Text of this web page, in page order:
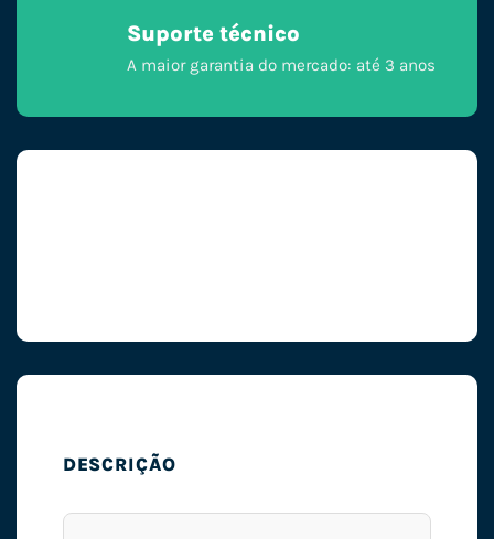
Suporte técnico
A maior garantia do mercado: até 3 anos
DESCRIÇÃO